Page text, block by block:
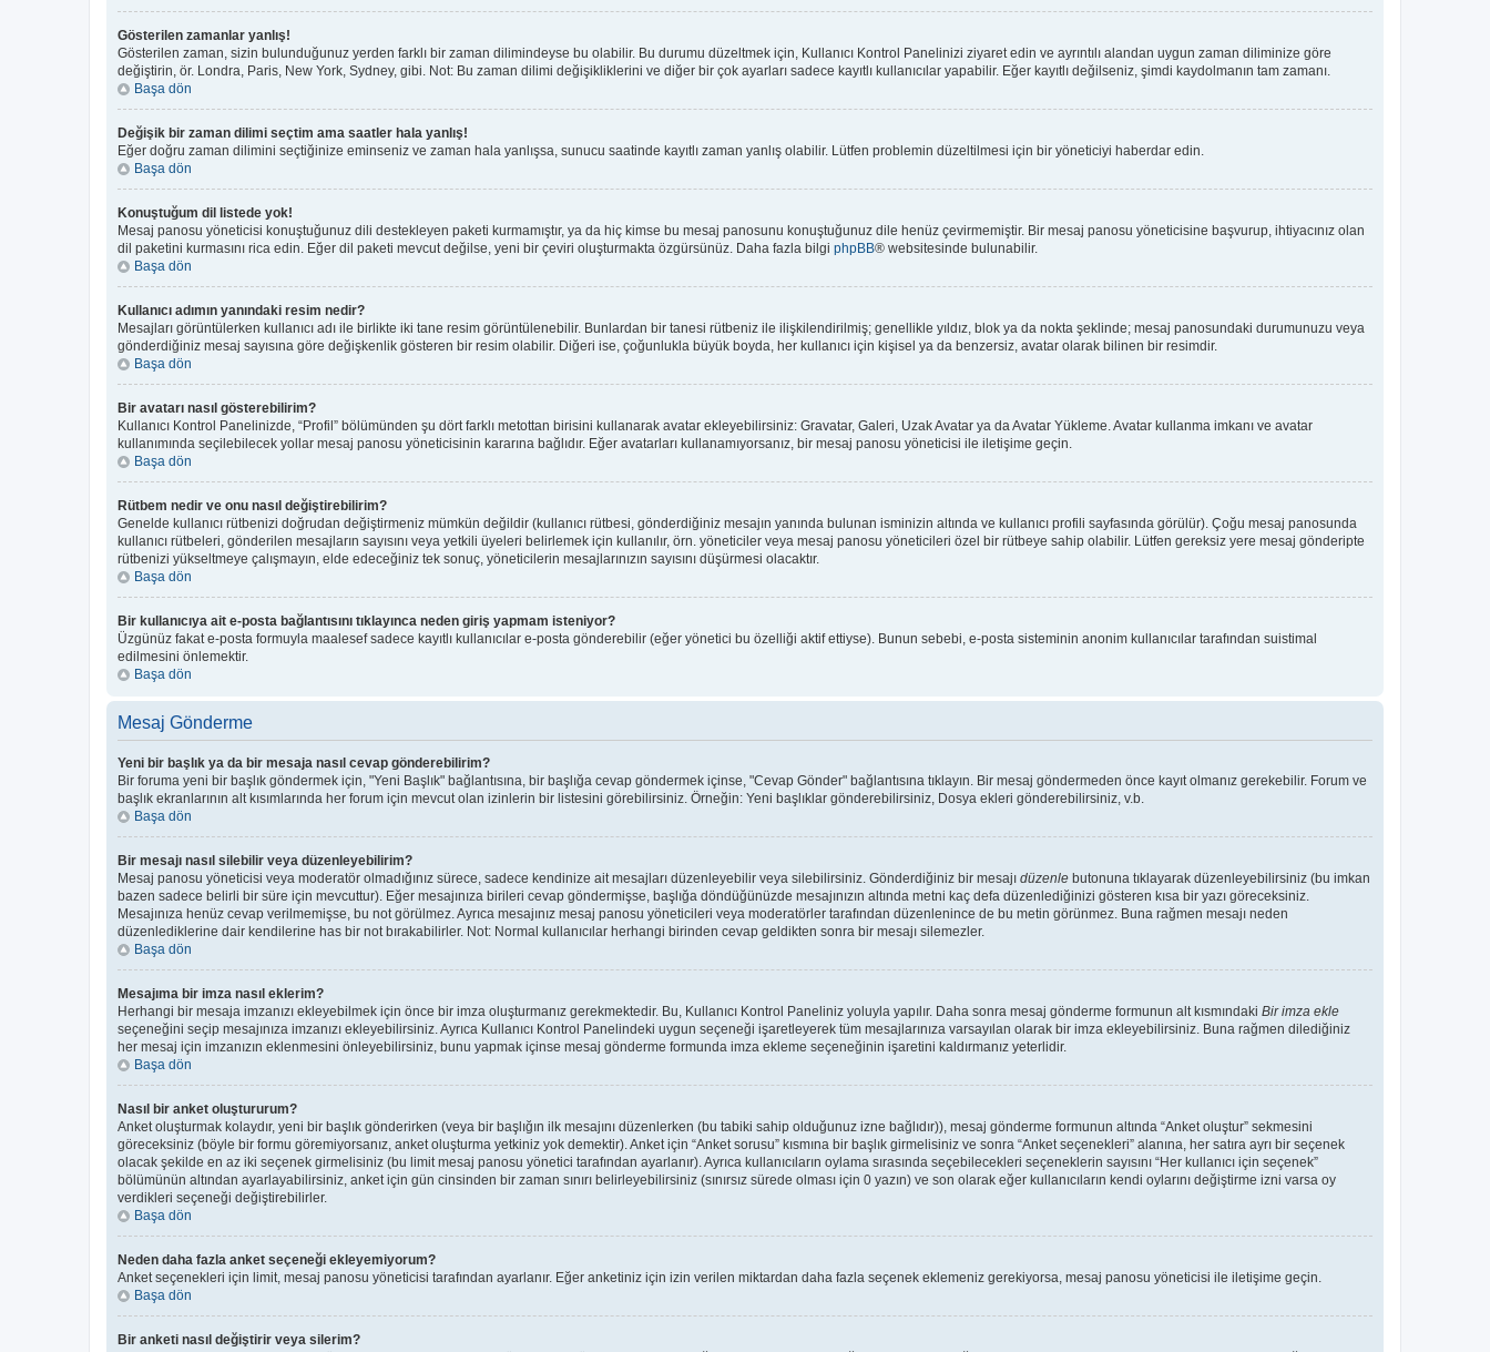
Gösterilen zamanlar yanlış!
Gösterilen zaman, sizin bulunduğunuz yerden farklı bir zaman dilimindeyse bu olabilir. Bu durumu düzeltmek için, Kullanıcı Kontrol Panelinizi ziyaret edin ve ayrıntılı alandan uygun zaman diliminize göre
değiştirin, ör. Londra, Paris, New York, Sydney, gibi. Not: Bu zaman dilimi değişikliklerini ve diğer bir çok ayarları sadece kayıtlı kullanıcılar yapabilir. Eğer kayıtlı değilseniz, şimdi kaydolmanın tam zamanı.
Başa dön
Değişik bir zaman dilimi seçtim ama saatler hala yanlış!
Eğer doğru zaman dilimini seçtiğinize eminseniz ve zaman hala yanlışsa, sunucu saatinde kayıtlı zaman yanlış olabilir. Lütfen problemin düzeltilmesi için bir yöneticiyi haberdar edin.
Başa dön
Konuştuğum dil listede yok!
Mesaj panosu yöneticisi konuştuğunuz dili destekleyen paketi kurmamıştır, ya da hiç kimse bu mesaj panosunu konuştuğunuz dile henüz çevirmemiştir. Bir mesaj panosu yöneticisine başvurup, ihtiyacınız olan
dil paketini kurmasını rica edin. Eğer dil paketi mevcut değilse, yeni bir çeviri oluşturmakta özgürsünüz. Daha fazla bilgi phpBB® websitesinde bulunabilir.
Başa dön
Kullanıcı adımın yanındaki resim nedir?
Mesajları görüntülerken kullanıcı adı ile birlikte iki tane resim görüntülenebilir. Bunlardan bir tanesi rütbeniz ile ilişkilendirilmiş; genellikle yıldız, blok ya da nokta şeklinde; mesaj panosundaki durumunuzu veya
gönderdiğiniz mesaj sayısına göre değişkenlik gösteren bir resim olabilir. Diğeri ise, çoğunlukla büyük boyda, her kullanıcı için kişisel ya da benzersiz, avatar olarak bilinen bir resimdir.
Başa dön
Bir avatarı nasıl gösterebilirim?
Kullanıcı Kontrol Panelinizde, “Profil” bölümünden şu dört farklı metottan birisini kullanarak avatar ekleyebilirsiniz: Gravatar, Galeri, Uzak Avatar ya da Avatar Yükleme. Avatar kullanma imkanı ve avatar
kullanımında seçilebilecek yollar mesaj panosu yöneticisinin kararına bağlıdır. Eğer avatarları kullanamıyorsanız, bir mesaj panosu yöneticisi ile iletişime geçin.
Başa dön
Rütbem nedir ve onu nasıl değiştirebilirim?
Genelde kullanıcı rütbenizi doğrudan değiştirmeniz mümkün değildir (kullanıcı rütbesi, gönderdiğiniz mesajın yanında bulunan isminizin altında ve kullanıcı profili sayfasında görülür). Çoğu mesaj panosunda
kullanıcı rütbeleri, gönderilen mesajların sayısını veya yetkili üyeleri belirlemek için kullanılır, örn. yöneticiler veya mesaj panosu yöneticileri özel bir rütbeye sahip olabilir. Lütfen gereksiz yere mesaj gönderipte
rütbenizi yükseltmeye çalışmayın, elde edeceğiniz tek sonuç, yöneticilerin mesajlarınızın sayısını düşürmesi olacaktır.
Başa dön
Bir kullanıcıya ait e-posta bağlantısını tıklayınca neden giriş yapmam isteniyor?
Üzgünüz fakat e-posta formuyla maalesef sadece kayıtlı kullanıcılar e-posta gönderebilir (eğer yönetici bu özelliği aktif ettiyse). Bunun sebebi, e-posta sisteminin anonim kullanıcılar tarafından suistimal
edilmesini önlemektir.
Başa dön
Mesaj Gönderme
Yeni bir başlık ya da bir mesaja nasıl cevap gönderebilirim?
Bir foruma yeni bir başlık göndermek için, "Yeni Başlık" bağlantısına, bir başlığa cevap göndermek içinse, "Cevap Gönder" bağlantısına tıklayın. Bir mesaj göndermeden önce kayıt olmanız gerekebilir. Forum ve
başlık ekranlarının alt kısımlarında her forum için mevcut olan izinlerin bir listesini görebilirsiniz. Örneğin: Yeni başlıklar gönderebilirsiniz, Dosya ekleri gönderebilirsiniz, v.b.
Başa dön
Bir mesajı nasıl silebilir veya düzenleyebilirim?
Mesaj panosu yöneticisi veya moderatör olmadığınız sürece, sadece kendinize ait mesajları düzenleyebilir veya silebilirsiniz. Gönderdiğiniz bir mesajı düzenle butonuna tıklayarak düzenleyebilirsiniz (bu imkan
bazen sadece belirli bir süre için mevcuttur). Eğer mesajınıza birileri cevap göndermişse, başlığa döndüğünüzde mesajınızın altında metni kaç defa düzenlediğinizi gösteren kısa bir yazı göreceksiniz.
Mesajınıza henüz cevap verilmemişse, bu not görülmez. Ayrıca mesajınız mesaj panosu yöneticileri veya moderatörler tarafından düzenlenince de bu metin görünmez. Buna rağmen mesajı neden
düzenlediklerine dair kendilerine has bir not bırakabilirler. Not: Normal kullanıcılar herhangi birinden cevap geldikten sonra bir mesajı silemezler.
Başa dön
Mesajıma bir imza nasıl eklerim?
Herhangi bir mesaja imzanızı ekleyebilmek için önce bir imza oluşturmanız gerekmektedir. Bu, Kullanıcı Kontrol Paneliniz yoluyla yapılır. Daha sonra mesaj gönderme formunun alt kısmındaki Bir imza ekle
seçeneğini seçip mesajınıza imzanızı ekleyebilirsiniz. Ayrıca Kullanıcı Kontrol Panelindeki uygun seçeneği işaretleyerek tüm mesajlarınıza varsayılan olarak bir imza ekleyebilirsiniz. Buna rağmen dilediğiniz
her mesaj için imzanızın eklenmesini önleyebilirsiniz, bunu yapmak içinse mesaj gönderme formunda imza ekleme seçeneğinin işaretini kaldırmanız yeterlidir.
Başa dön
Nasıl bir anket oluştururum?
Anket oluşturmak kolaydır, yeni bir başlık gönderirken (veya bir başlığın ilk mesajını düzenlerken (bu tabiki sahip olduğunuz izne bağlıdır)), mesaj gönderme formunun altında “Anket oluştur” sekmesini
göreceksiniz (böyle bir formu göremiyorsanız, anket oluşturma yetkiniz yok demektir). Anket için “Anket sorusu” kısmına bir başlık girmelisiniz ve sonra “Anket seçenekleri” alanına, her satıra ayrı bir seçenek
olacak şekilde en az iki seçenek girmelisiniz (bu limit mesaj panosu yönetici tarafından ayarlanır). Ayrıca kullanıcıların oylama sırasında seçebilecekleri seçeneklerin sayısını “Her kullanıcı için seçenek”
bölümünün altından ayarlayabilirsiniz, anket için gün cinsinden bir zaman sınırı belirleyebilirsiniz (sınırsız sürede olması için 0 yazın) ve son olarak eğer kullanıcıların kendi oylarını değiştirme izni varsa oy
verdikleri seçeneği değiştirebilirler.
Başa dön
Neden daha fazla anket seçeneği ekleyemiyorum?
Anket seçenekleri için limit, mesaj panosu yöneticisi tarafından ayarlanır. Eğer anketiniz için izin verilen miktardan daha fazla seçenek eklemeniz gerekiyorsa, mesaj panosu yöneticisi ile iletişime geçin.
Başa dön
Bir anketi nasıl değiştirir veya silerim?